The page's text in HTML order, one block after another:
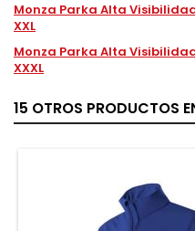
Monza Parka Alta
XXL
Monza Parka Alta
XXXL
15 OTROS PRODUCTOS